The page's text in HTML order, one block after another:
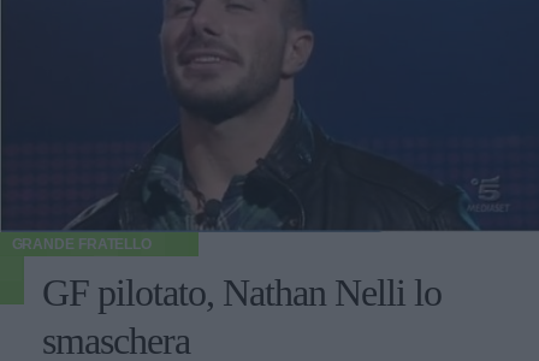
GRANDE FRATELLO
GF pilotato, Nathan Nelli lo
smaschera